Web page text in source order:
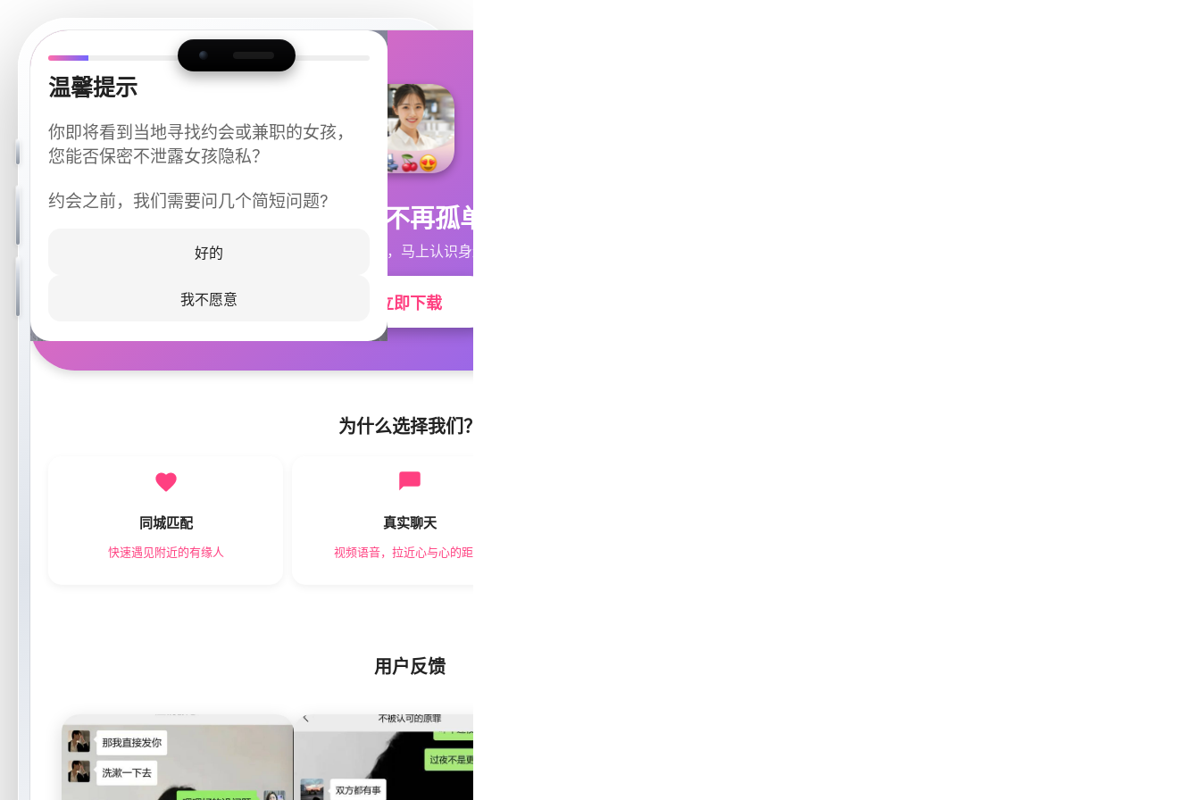
温馨提示
你即将看到当地寻找约会或兼职的女孩，
您能否保密不泄露女孩隐私？
约会之前，我们需要问几个简短问题?
好的
我不愿意
今晚不再孤单
同城快速匹配，马上认识身边的TA
立即下载
为什么选择我们？
同城匹配
快速遇见附近的有缘人
真实聊天
视频语音，拉近心与心的距离
用户反馈